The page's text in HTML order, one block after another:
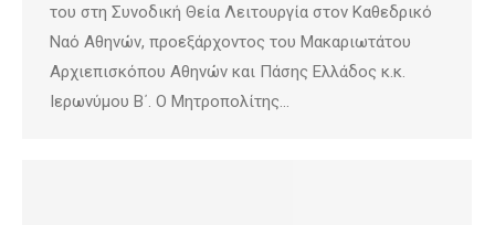
του στη Συνοδική Θεία Λειτουργία στον Καθεδρικό
Ναό Αθηνών, προεξάρχοντος του Μακαριωτάτου
Αρχιεπισκόπου Αθηνών και Πάσης Ελλάδος κ.κ.
Ιερωνύμου Β΄. Ο Μητροπολίτης…